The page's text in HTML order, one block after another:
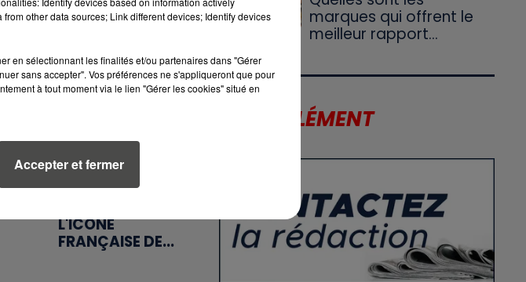
29 juillet 2026
KAVINSKY
RETROUVÉ MORT
L'ICÔNE
FRANÇAISE DE...
marques qui offrent le
meilleur rapport...
LE SUPPLÉMENT
other data sources; Link different devices; Identify devices
en sélectionnant les finalités et/ou partenaires dans "Gérer
sans accepter". Vos préférences ne s'appliqueront que pour
à tout moment via le lien "Gérer les cookies" situé en
Accepter et fermer